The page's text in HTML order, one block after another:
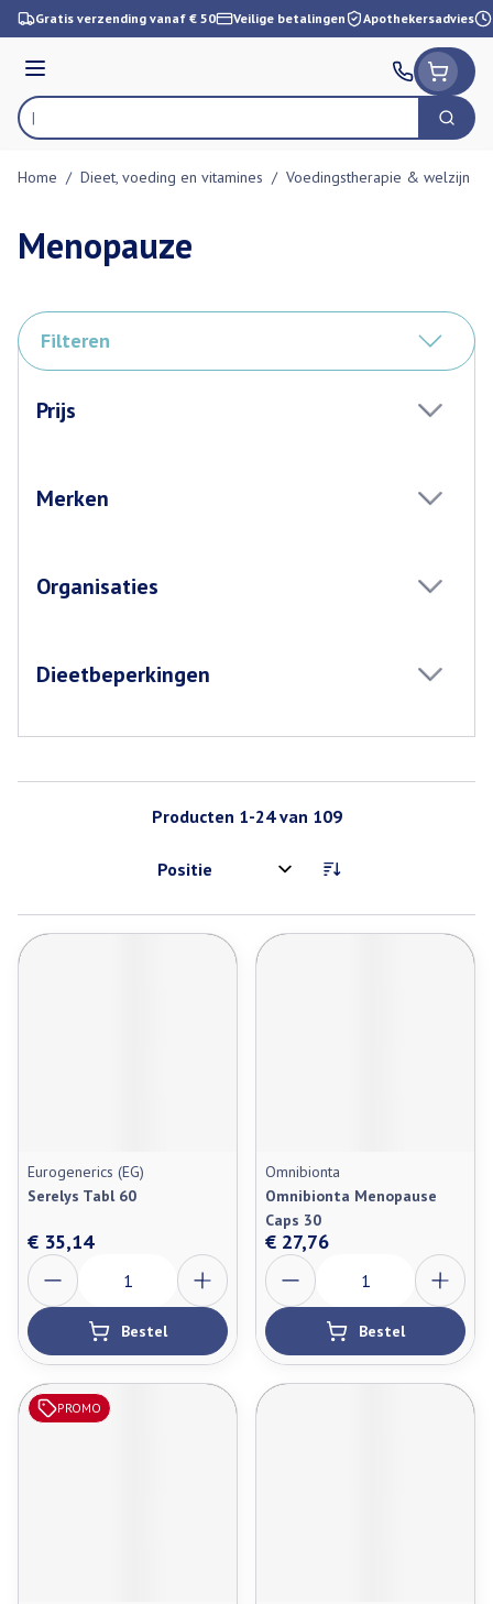
Ga naar de inhoud
Gratis verzending vanaf € 50 Veilige betalingen Apothekersadvies
Menu
Product, merk, categorie... Zoek
Home / Dieet, voeding en vitamines / Voedingstherapie & welzijn
Menopauze
Filteren
Prijs
Merken
Organisaties
Dieetbeperkingen
Producten 1-24van 109
Sorteer op:
Eurogenerics (EG)
Serelys Tabl 60
€ 35,14
Aantal
Bestel
Omnibionta
Omnibionta Menopause
Caps 30
€ 27,76
Aantal
Bestel
PROMO